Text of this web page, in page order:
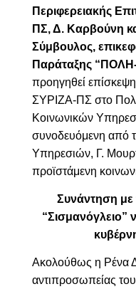
Περιφερειακής
ΠΣ, Δ. Καρβούνη
Σύμβουλος,
Παράταξης
προηγηθεί
ΣΥΡΙΖΑ-ΠΣ στο
Κοινωνικών
συνοδευόμενη από
Υπηρεσιών, Γ.
προϊστάμενη
Συνάντηση με
“Σισμανόγλειο”
Ακολούθως η Ρένα
αντιπροσωπείας